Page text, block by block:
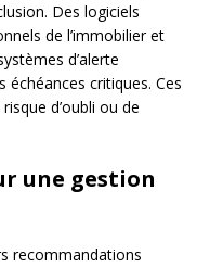
Des logiciels
de l’immobilier et
d’alerte
échéances critiques. Ces
d’oubli ou de
une gestion
recommandations